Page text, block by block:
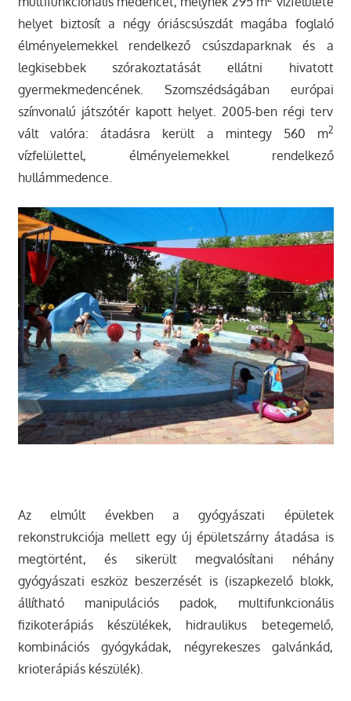
helyet biztosít a négy óriáscsúszdát magába foglaló
élményelemekkel rendelkező csúszdaparknak és a
legkisebbek szórakoztatását ellátni hivatott
gyermekmedencének. Szomszédságában európai
színvonalú játszótér kapott helyet. 2005-ben régi terv
vált valóra: átadásra került a mintegy 560 m2
vízfelülettel, élményelemekkel rendelkező
hullámmedence.
Az elmúlt években a gyógyászati épületek
rekonstrukciója mellett egy új épületszárny átadása is
megtörtént, és sikerült megvalósítani néhány
gyógyászati eszköz beszerzését is (iszapkezelő blokk,
állítható manipulációs padok, multifunkcionális
fizikoterápiás készülékek, hidraulikus betegemelő,
kombinációs gyógykádak, négyrekeszes galvánkád,
krioterápiás készülék).